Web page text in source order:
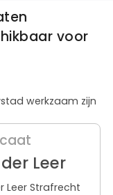
voor
werkzaam zijn
Leer
Leer Strafrecht